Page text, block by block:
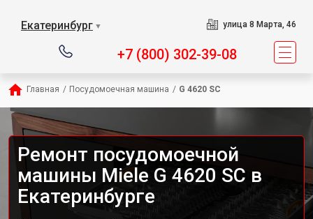
Екатеринбург ▼ улица 8 Марта, 46
+7 (800) 302-39-08
Главная / Посудомоечная машина / G 4620 SC
Ремонт посудомоечной
машины Miele G 4620 SC в
Екатеринбурге